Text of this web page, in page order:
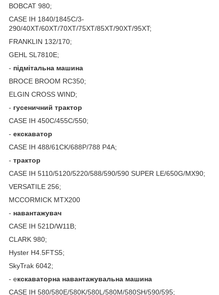
BOBCAT 980;
CASE IH 1840/1845C/3-
290/40XT/60XT/70XT/75XT/85XT/90XT/95XT;
FRANKLIN 132/170;
GEHL SL7810E;
- підмітальна машина
BROCE BROOM RC350;
ELGIN CROSS WIND;
- гусеничний трактор
CASE IH 450C/455C/550;
- екскаватор
CASE IH 488/61CK/688P/788 P4A;
- трактор
CASE IH 5110/5120/5220/588/590/590 SUPER LE/650G/MX90;
VERSATILE 256;
MCCORMICK MTX200
- навантажувач
CASE IH 521D/W11B;
CLARK 980;
Hyster H4.5FTS5;
SkyTrak 6042;
- екскаваторна навантажувальна машина
CASE IH 580/580E/580K/580L/580M/580SH/590/595;